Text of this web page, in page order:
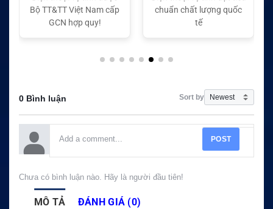
Bộ TT&TT Việt Nam cấp
GCN hợp quy!
chuẩn chất lượng quốc
tế
0 Bình luận Sort by
POST
Chưa có bình luận nào. Hãy là người đầu tiên!
MÔ TẢ ĐÁNH GIÁ (0)